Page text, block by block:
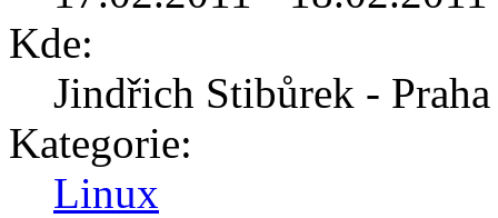
Kde:
Jindřich Stibůrek -
Kategorie:
Linux